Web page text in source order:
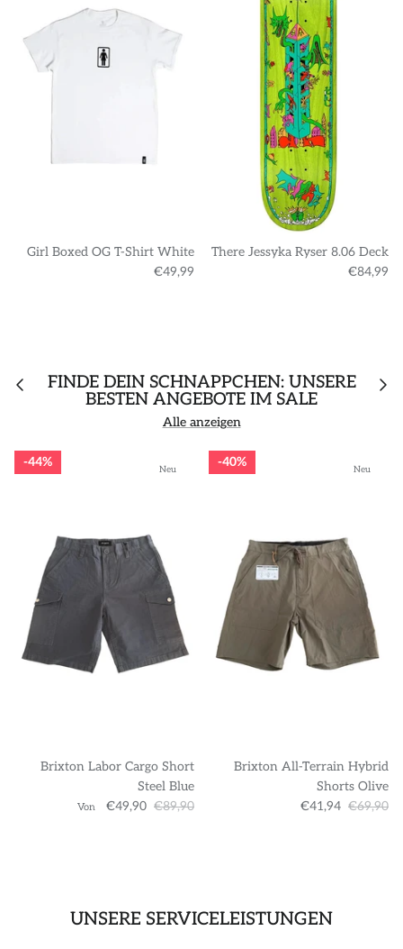
Girl Boxed OG T-Shirt White
€49,99
There Jessyka Ryser 8.06 Deck
€84,99
FINDE DEIN SCHNÄPPCHEN: UNSERE
BESTEN ANGEBOTE IM SALE
Alle anzeigen
Neu
44%
Brixton Labor Cargo Short
Steel Blue
Von €49,90 €89,90
Neu
40%
Brixton All-Terrain Hybrid
Shorts Olive
€41,94 €69,90
UNSERE SERVICELEISTUNGEN